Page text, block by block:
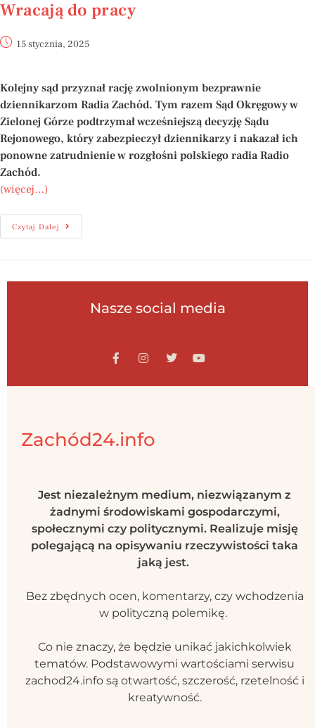
Wracają do pracy
15 stycznia, 2025
Kolejny sąd przyznał rację zwolnionym bezprawnie
dziennikarzom Radia Zachód. Tym razem Sąd Okręgowy w
Zielonej Górze podtrzymał wcześniejszą decyzję Sądu
Rejonowego, który zabezpieczył dziennikarzy i nakazał ich
ponowne zatrudnienie w rozgłośni polskiego radia Radio
Zachód.
(więcej…)
Czytaj Dalej
Nasze social media
Zachód24.info
Jest niezależnym medium, niezwiązanym z
żadnymi środowiskami gospodarczymi,
społecznymi czy politycznymi. Realizuje misję
polegającą na opisywaniu rzeczywistości taka
jaką jest.
Bez zbędnych ocen, komentarzy, czy wchodzenia
w polityczną polemikę.
Co nie znaczy, że będzie unikać jakichkolwiek
tematów. Podstawowymi wartościami serwisu
zachod24.info są otwartość, szczerość, rzetelność i
kreatywność.